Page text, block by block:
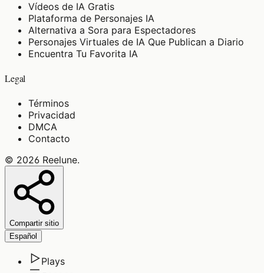
Vídeos de IA Gratis
Plataforma de Personajes IA
Alternativa a Sora para Espectadores
Personajes Virtuales de IA Que Publican a Diario
Encuentra Tu Favorita IA
Legal
Términos
Privacidad
DMCA
Contacto
© 2026 Reelune.
Compartir sitio
Español
Plays